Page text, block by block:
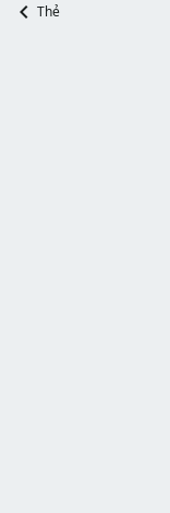
Thẻ